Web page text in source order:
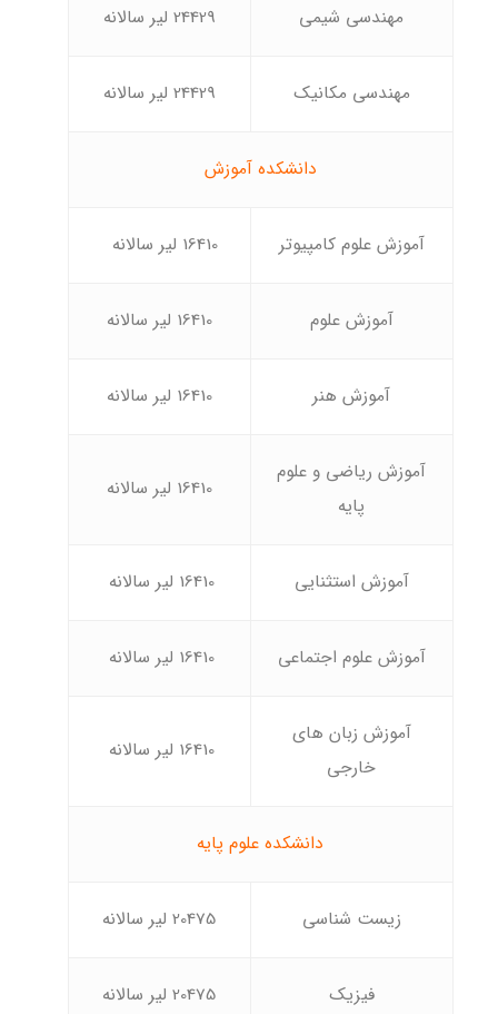
مهندسی شیمی 24429 لیر سالانه
مهندسی مکانیک 24429 لیر سالانه
دانشکده آموزش
آموزش علوم کامپیوتر 16410 لیر سالانه
آموزش علوم 16410 لیر سالانه
آموزش هنر 16410 لیر سالانه
آموزش ریاضی و علوم
پایه
16410 لیر سالانه
آموزش استثنایی 16410 لیر سالانه
آموزش علوم اجتماعی 16410 لیر سالانه
آموزش زبان های
خارجی
16410 لیر سالانه
دانشکده علوم پایه
زیست شناسی 20475 لیر سالانه
فیزیک 20475 لیر سالانه